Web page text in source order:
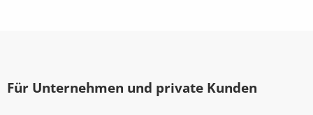
Für Unternehmen und private Kunden